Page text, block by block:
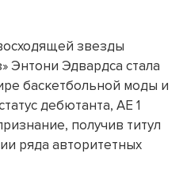
звезды
Энтони Эдвардса стала
баскетбольной моды и
дебютанта, AE 1
получив титул
ряда авторитетных